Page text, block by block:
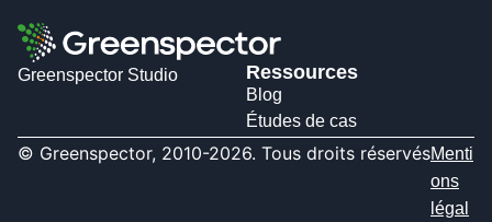
Greenspector Studio Ressources
Blog
Études de cas
© Greenspector, 2010-2026. Tous droits réservésMenti
ons
légal